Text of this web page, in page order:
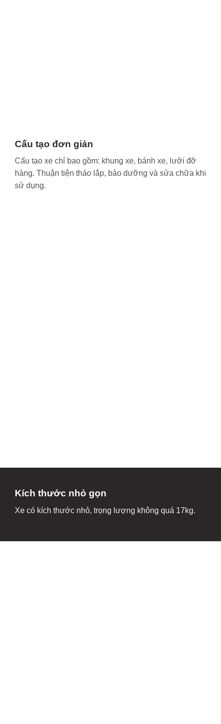
Cấu tạo đơn giản
Cấu tạo xe chỉ bao gồm: khung xe, bánh xe, lưỡi đỡ
hàng. Thuận tiện tháo lắp, bảo dưỡng và sửa chữa khi
sử dụng.
Kích thước nhỏ gọn
Xe có kích thước nhỏ, trọng lượng không quá 17kg.